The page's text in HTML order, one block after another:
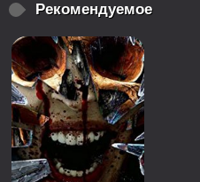
Рекомендуемое